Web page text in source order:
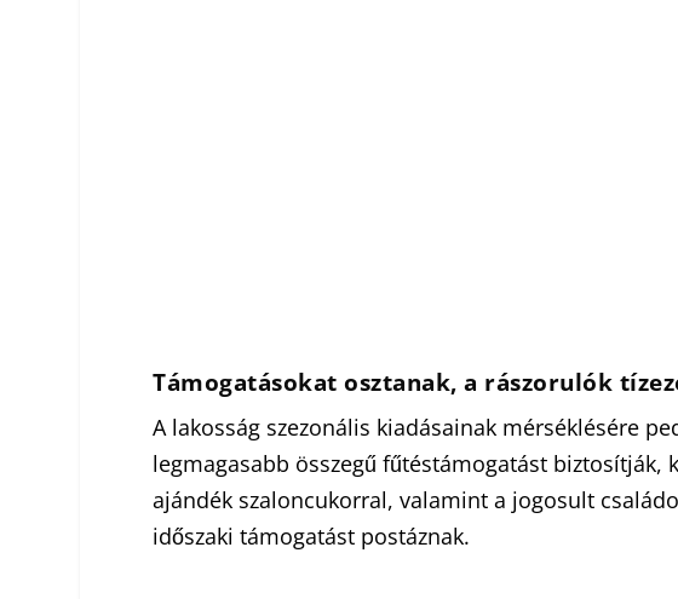
Támogatásokat osztanak, a rászorulók
A lakosság szezonális kiadásainak mérséklésére
legmagasabb összegű fűtéstámogatást biztosítják,
ajándék szaloncukorral, valamint a jogosult
időszaki támogatást postáznak.